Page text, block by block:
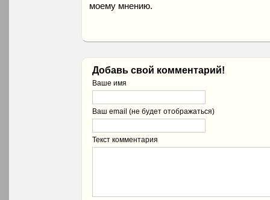
моему мнению.
Добавь свой комментарий!
Ваше имя
Ваш email (не будет отображаться)
Текст комментария